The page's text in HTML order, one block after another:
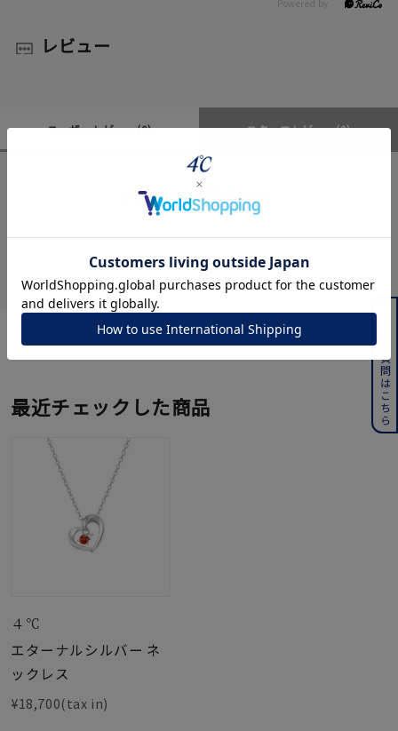
レビュー
ユーザーレビュー(0) スタッフレビュー(0)
レビューはありません。
最近チェックした商品
４℃
エターナルシルバー ネ
ックレス
¥18,700(tax in)
よくある質問はこちら